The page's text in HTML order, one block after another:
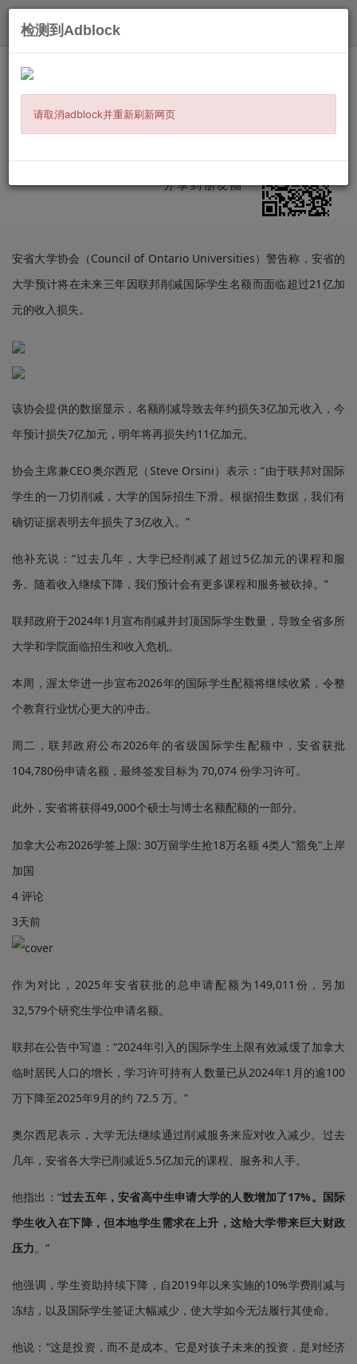
留学生退潮冲击安省大学！3年亏损21
亿，课程服务全面缩水
分享到朋友圈
安省大学协会（Council of Ontario Universities）警告称，安省的
大学预计将在未来三年因联邦削减国际学生名额而面临超过21亿加
元的收入损失。
该协会提供的数据显示，名额削减导致去年约损失3亿加元收入，今
年预计损失7亿加元，明年将再损失约11亿加元。
协会主席兼CEO奥尔西尼（Steve Orsini）表示：“由于联邦对国际
学生的一刀切削减，大学的国际招生下滑。根据招生数据，我们有
确切证据表明去年损失了3亿收入。”
他补充说：“过去几年，大学已经削减了超过5亿加元的课程和服
务。随着收入继续下降，我们预计会有更多课程和服务被砍掉。”
联邦政府于2024年1月宣布削减并封顶国际学生数量，导致全省多所
大学和学院面临招生和收入危机。
本周，渥太华进一步宣布2026年的国际学生配额将继续收紧，令整
个教育行业忧心更大的冲击。
周二，联邦政府公布2026年的省级国际学生配额中，安省获批
104,780份申请名额，最终签发目标为 70,074 份学习许可。
此外，安省将获得49,000个硕士与博士名额配额的一部分。
加拿大公布2026学签上限: 30万留学生抢18万名额 4类人"豁免"上岸
加国
4 评论
3天前
作为对比，2025年安省获批的总申请配额为149,011份，另加
32,579个研究生学位申请名额。
联邦在公告中写道：“2024年引入的国际学生上限有效减缓了加拿大
临时居民人口的增长，学习许可持有人数量已从2024年1月的逾100
万下降至2025年9月的约 72.5 万。”
奥尔西尼表示，大学无法继续通过削减服务来应对收入减少。过去
几年，安省各大学已削减近5.5亿加元的课程、服务和人手。
他指出：“过去五年，安省高中生申请大学的人数增加了17%。国际
学生收入在下降，但本地学生需求在上升，这给大学带来巨大财政
压力。”
他强调，学生资助持续下降，自2019年以来实施的10%学费削减与
冻结，以及国际学生签证大幅减少，使大学如今无法履行其使命。
他说：“这是投资，而不是成本。它是对孩子未来的投资，是对经济
检测到Adblock
请取消adblock并重新刷新网页